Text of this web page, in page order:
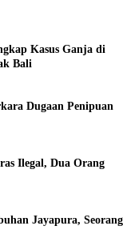
Kasus Ganja di
Bali
Dugaan Penipuan
Ilegal, Dua Orang
Jayapura, Seorang